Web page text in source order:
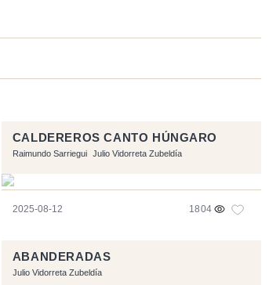
CALDEREROS CANTO HÚNGARO
Raimundo Sarriegui Julio Vidorreta Zubeldía
2025-08-12 1804
ABANDERADAS
Julio Vidorreta Zubeldía